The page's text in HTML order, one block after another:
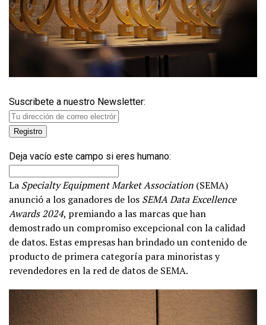
Suscribete a nuestro Newsletter:
Deja vacío este campo si eres humano:
La Specialty Equipment Market Association (SEMA)
anunció a los ganadores de los SEMA Data Excellence
Awards 2024, premiando a las marcas que han
demostrado un compromiso excepcional con la calidad
de datos. Estas empresas han brindado un contenido de
producto de primera categoría para minoristas y
revendedores en la red de datos de SEMA.